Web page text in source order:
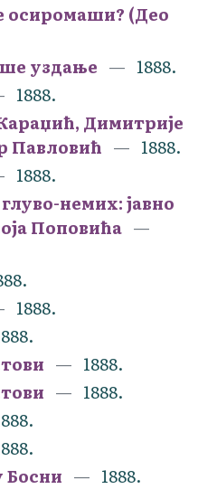
осиромаши? (Део
уздање
1888.
1888.
Димитрије
Павловић
1888.
1888.
немих: јавно
Поповића
1888.
1888.
1888.
Босни
1888.